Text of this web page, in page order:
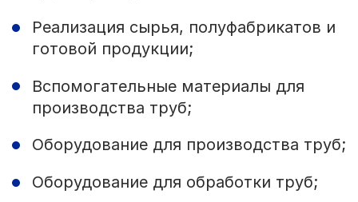
Реализация сырья, полуфабрикатов и
готовой продукции;
Вспомогательные материалы для
производства труб;
Оборудование для производства труб;
Оборудование для обработки труб;